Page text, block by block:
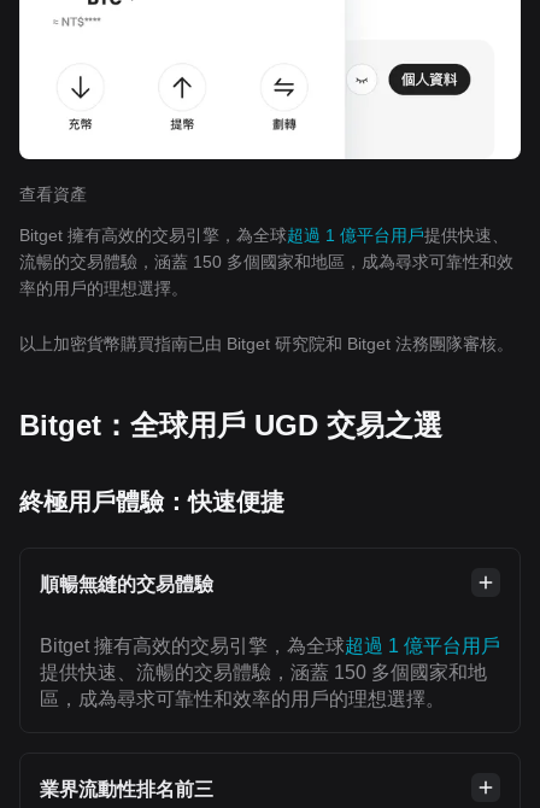
查看資產
Bitget 擁有高效的交易引擎，為全球超過 1 億平台用戶提供快速、
流暢的交易體驗，涵蓋 150 多個國家和地區，成為尋求可靠性和效
率的用戶的理想選擇。
以上加密貨幣購買指南已由 Bitget 研究院和 Bitget 法務團隊審核。
Bitget：全球用戶 UGD 交易之選
終極用戶體驗：快速便捷
順暢無縫的交易體驗
Bitget 擁有高效的交易引擎，為全球超過 1 億平台用戶
提供快速、流暢的交易體驗，涵蓋 150 多個國家和地
區，成為尋求可靠性和效率的用戶的理想選擇。
業界流動性排名前三